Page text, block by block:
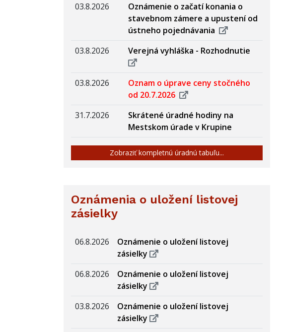
03.8.2026
Oznámenie o začatí konania o
stavebnom zámere a upustení od
ústneho pojednávania
03.8.2026
Verejná vyhláška - Rozhodnutie
03.8.2026
Oznam o úprave ceny stočného
od 20.7.2026
31.7.2026
Skrátené úradné hodiny na
Mestskom úrade v Krupine
Zobraziť kompletnú úradnú tabuľu...
Oznámenia o uložení listovej
zásielky
06.8.2026
Oznámenie o uložení listovej
zásielky
06.8.2026
Oznámenie o uložení listovej
zásielky
03.8.2026
Oznámenie o uložení listovej
zásielky